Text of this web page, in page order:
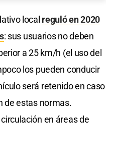
local reguló en 2020
: sus usuarios no deben
a 25 km/h (el uso del
los pueden conducir
será retenido en caso
de estas normas.
en áreas de